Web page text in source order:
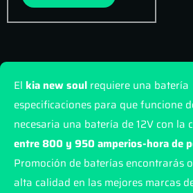
El kia new soul requiere una
especificaciones para que funcione
necesaria una batería de 12V con la
entre 800 y 950 amperios-hora de
Promoción de baterías encontrarás
alta calidad en las mejores marcas